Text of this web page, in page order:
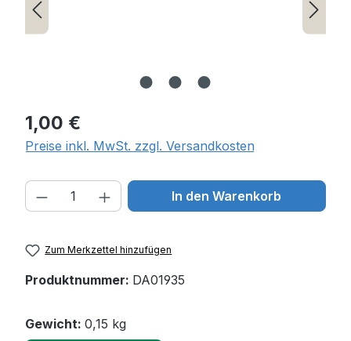
Regulärer Preis:
1,00 €
Preise inkl. MwSt. zzgl. Versandkosten
Produkt Anzahl: Gib den
In den Warenkorb
Zum Merkzettel hinzufügen
Produktnummer: DA01935
Gewicht: 0,15 kg